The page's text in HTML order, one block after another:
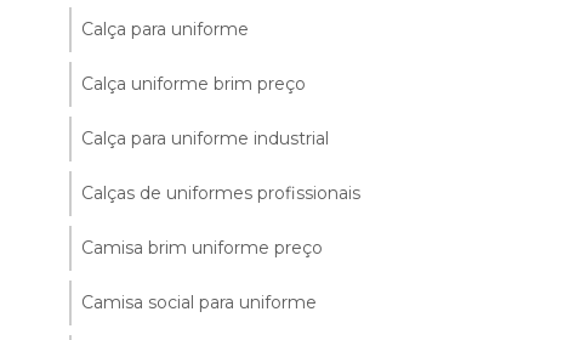
Calça para uniforme
Calça uniforme brim preço
Calça para uniforme industrial
Calças de uniformes profissionais
Camisa brim uniforme preço
Camisa social para uniforme